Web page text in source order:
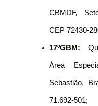
CBMDF,
CEP 72430-
17ºGBM:
Área
Sebastião,
71.692-501;